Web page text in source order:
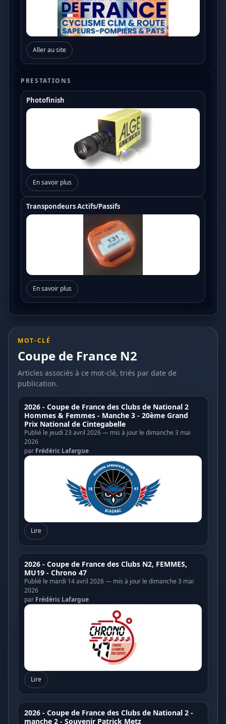
Aller au site
PRESTATIONS
Photofinish
En savoir plus
Transpondeurs Actifs/Passifs
En savoir plus
MOT-CLÉ
Coupe de France N2
Articles associés à ce mot-clé, triés par date de
publication.
2026 - Coupe de France des Clubs de National 2
Hommes & Femmes - Manche 3 - 20ème Grand
Prix National de Cintegabelle
Publié le jeudi 23 avril 2026 — mis à jour le dimanche 3 mai
2026
par Frédéric Lafargue
Lire
2026 - Coupe de France des Clubs N2, FEMMES,
MU19 - Chrono 47
Publié le mardi 14 avril 2026 — mis à jour le dimanche 3 mai
2026
par Frédéric Lafargue
Lire
2026 - Coupe de France des Clubs de National 2 -
manche 2 - Souvenir Patrick Metz